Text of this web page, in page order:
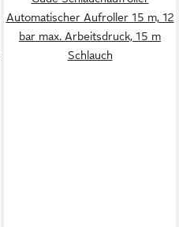
Automatischer Aufroller 15 m, 12
bar max. Arbeitsdruck, 15 m
Schlauch